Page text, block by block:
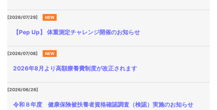
各種
手続
き
書一
Application
[2026/07/29] NEW
【Pep Up】 体重測定チャレンジ開催のお知らせ
[2026/07/08] NEW
2026年8月より高額療養費制度が改正されます
[2026/06/26]
令和８年度 健康保険被扶養者資格確認調査（検認）実施のお知らせ